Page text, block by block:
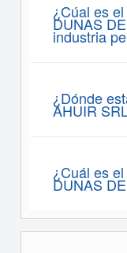
¿Cúal es
DUNAS
industria
¿Dónde
AHUIR
¿Cuál es
DUNAS